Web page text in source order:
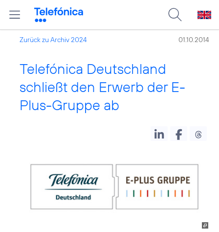
Zurück zu Archiv 2024 01.10.2014
Telefónica Deutschland
schließt den Erwerb der E-
Plus-Gruppe ab